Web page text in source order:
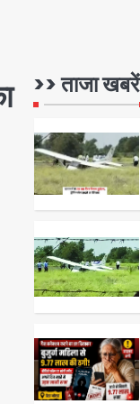
>> ताजा खबरें
1
2
3